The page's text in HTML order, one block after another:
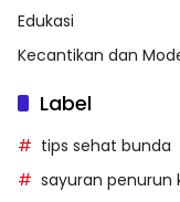
Edukasi
Kecantikan dan
Label
tips sehat bunda
sayuran penurun